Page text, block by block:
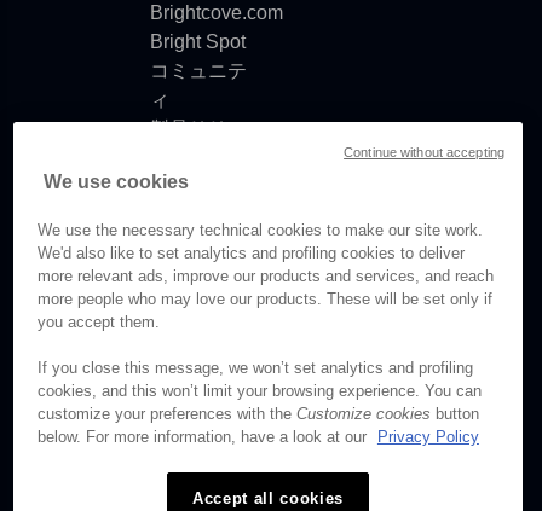
Brightcove.com
Bright Spot
コミュニテ
ィ
製品リリー
ドキュメン
reserved.
プライバシー
We use cookies
We use the necessary technical cookies to make our site work.
We'd also like to set analytics and profiling cookies to deliver
more relevant ads, improve our products and services, and reach
more people who may love our products. These will be set only if
you accept them.
If you close this message, we won’t set analytics and profiling
cookies, and this won’t limit your browsing experience. You can
customize your preferences with the Customize cookies button
below. For more information, have a look at our
Privacy Policy
Accept all cookies
Continue without accepting